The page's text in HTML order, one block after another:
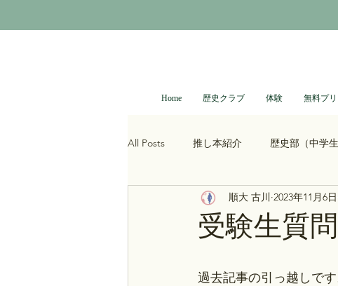
Home 歴史クラブ 体験 無料プ
All Posts 推し本紹介 歴史部（中学
大河ドラマ べらぼう 光る君
受験生質問
順大 古川 2023年11月6日
過去記事の引っ越しです